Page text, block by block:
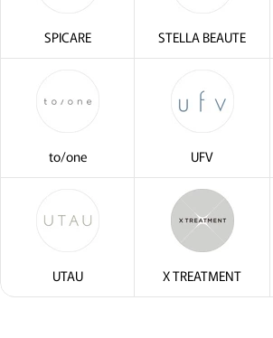
SPICARE STELLA BEAUTE
to/one UFV
UTAU X TREATMENT